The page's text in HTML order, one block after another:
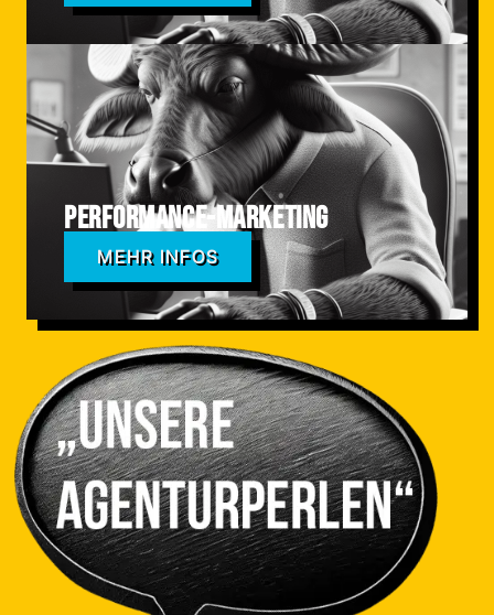
Performance-Marketing
MEHR INFOS